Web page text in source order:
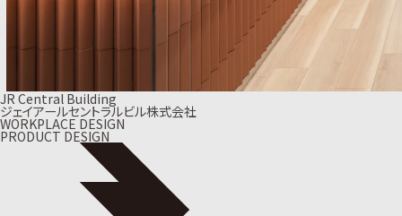
JR Central Building
ジェイアールセントラルビル株式会社
WORKPLACE DESIGN
PRODUCT DESIGN